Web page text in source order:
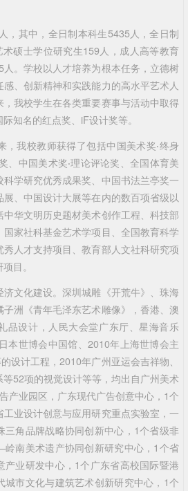
，其中，全日制本科生5435人，全日制
硕士学位研究生159人，成人高等教育
。学校以人才培养为根本任务，立德树
、创新精神和实践能力的高水平艺术人
我校学生在各类重要赛事与活动中取得
知名的红点奖、iF设计奖等。
，我校教师获得了包括中国美术奖‧终身
、中国美术奖‧理论评论奖、全国体育美
学研究优秀成果奖、中国书法兰亭奖一
、中国设计大展等在内的数百项省级以
中华文明历史题材美术创作工程、科技部
家社科基金艺术学项目、全国教育科学
人才支持项目、教育部人文社科研究项
目。
文化建设。深圳城雕《开荒牛》、珠海
洲《青年毛泽东艺术雕像》，香港、澳
品设计，人民大会堂广东厅、星海音乐
本世博会中国馆、2010年上海世博会主
设计工程，2010年广州亚运会吉祥物、
52项的视觉设计等等，均出自广州美术
产业园区，广东现代广告创意中心，1个
业设计创意与应用研究重点实验室，一
角品牌战略协同创新中心，1个省级非
南美术遗产协同创新研究中心，1个省
业研发中心，1个广东省高校国际暨港
市文化与建筑艺术创新研究中心，1个